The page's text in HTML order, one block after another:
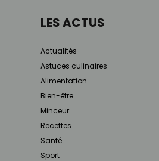
LES ACTUS
Actualités
Astuces culinaires
Alimentation
Bien-être
Minceur
Recettes
Santé
Sport